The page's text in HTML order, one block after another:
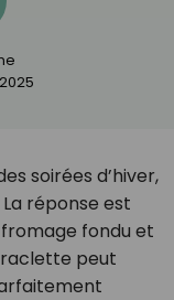
soirées d’hiver,
réponse est
fromage fondu et
peut